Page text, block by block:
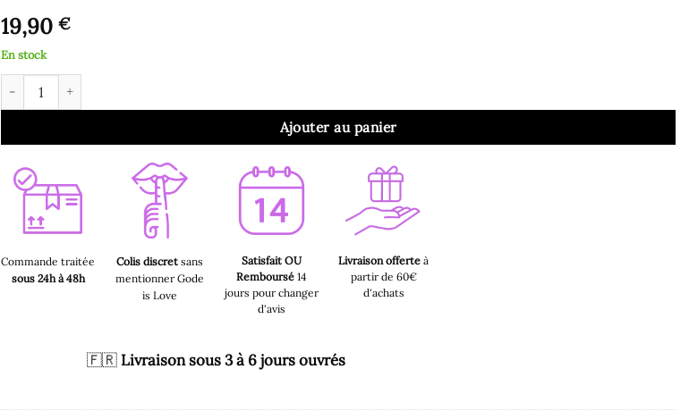
19,90 €
En stock
Ajouter au panier
Commande traitée
sous 24h à 48h
Colis discret sans
mentionner Gode
is Love
Satisfait OU
Remboursé 14
jours pour changer
d'avis
Livraison offerte à
partir de 60€
d'achats
🇫🇷 Livraison sous 3 à 6 jours ouvrés